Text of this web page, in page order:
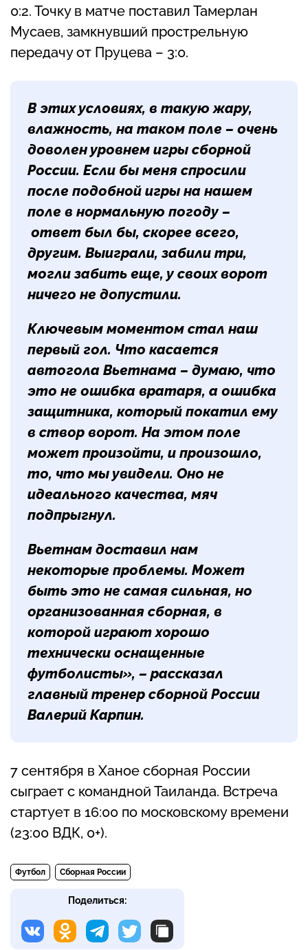
0:2. Точку в матче поставил Тамерлан
Мусаев, замкнувший прострельную
передачу от Пруцева – 3:0.
В этих условиях, в такую жару,
влажность, на таком поле – очень
доволен уровнем игры сборной
России. Если бы меня спросили
после подобной игры на нашем
поле в нормальную погоду –
ответ был бы, скорее всего,
другим. Выиграли, забили три,
могли забить еще, у своих ворот
ничего не допустили.
Ключевым моментом стал наш
первый гол. Что касается
автогола Вьетнама – думаю, что
это не ошибка вратаря, а ошибка
защитника, который покатил ему
в створ ворот. На этом поле
может произойти, и произошло,
то, что мы увидели. Оно не
идеального качества, мяч
подпрыгнул.
Вьетнам доставил нам
некоторые проблемы. Может
быть это не самая сильная, но
организованная сборная, в
которой играют хорошо
технически оснащенные
футболисты», – рассказал
главный тренер сборной России
Валерий Карпин.
7 сентября в Ханое сборная России
сыграет с командной Таиланда. Встреча
стартует в 16:00 по московскому времени
(23:00 ВДК, 0+).
Футбол Сборная России
Поделиться: